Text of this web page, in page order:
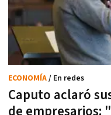
Caputo aclaró
de empresarios:
ECONOMÍA/ En redes